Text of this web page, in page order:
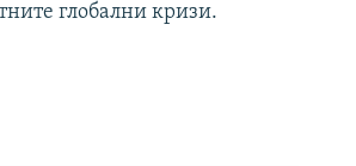
глобални кризи.